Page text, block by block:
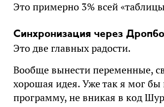
Это примерно 3% всей
Синхронизация через
Это две главных радости.
Вообще вынести переменные,
хорошая идея. Уже так я мог
программу, не вникая в код